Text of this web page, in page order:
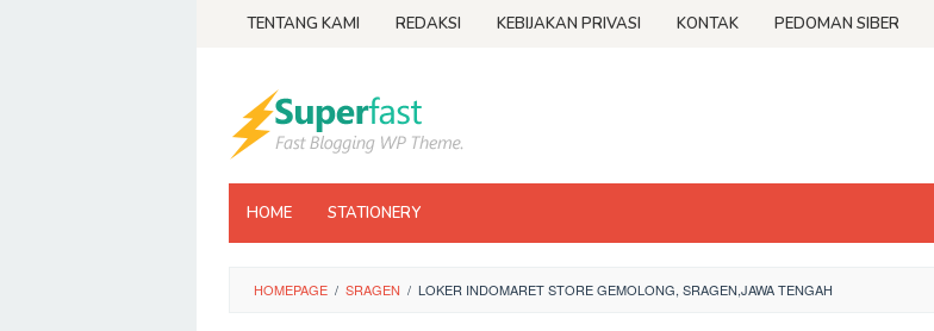
TENTANG KAMI REDAKSI KEBIJAKAN PRIVASI KONTAK PEDOMAN SIBER
HOME STATIONERY
HOMEPAGE / SRAGEN / LOKER INDOMARET STORE GEMOLONG, SRAGEN,JAWA TENGAH